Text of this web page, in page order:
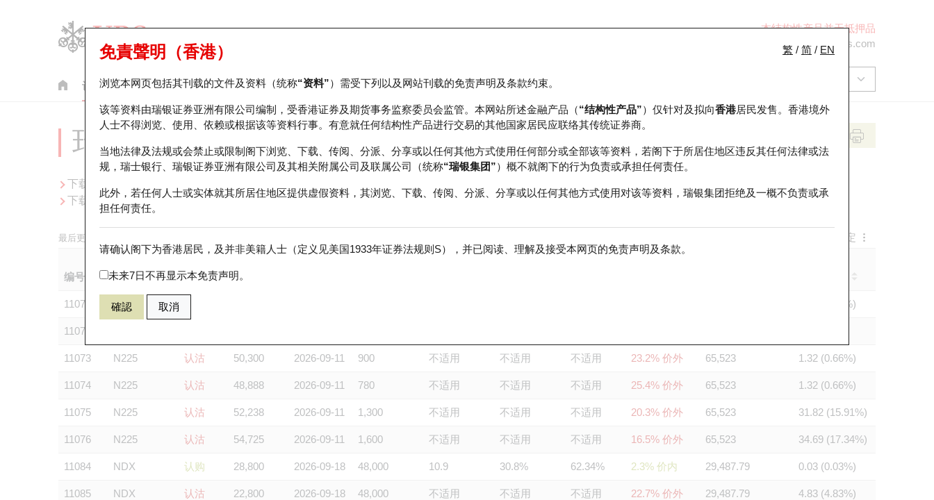
本结构性产品并无抵押品
ol-hkwarrants@ubs.com
认股证 牛熊证 美股指数产品 轮证市场统计 正股数据及市场统计 瑞银轮证教室
繁 / 简 / EN
免責聲明（香港）
浏览本网页包括其刊载的文件及资料（统称“资料”）需受下列以及网站刊载的免责声明及条款约束。
该等资料由瑞银证券亚洲有限公司编制，受香港证券及期货事务监察委员会监管。本网站所述金融产品（“结构性产品”）仅针对及拟向香港居民发售。香港境外
人士不得浏览、使用、依赖或根据该等资料行事。有意就任何结构性产品进行交易的其他国家居民应联络其传统证券商。
当地法律及法规或会禁止或限制阁下浏览、下载、传阅、分派、分享或以任何其他方式使用任何部分或全部该等资料，若阁下于所居住地区违反其任何法律或法
规，瑞士银行、瑞银证券亚洲有限公司及其相关附属公司及联属公司（统称“瑞银集团”）概不就阁下的行为负责或承担任何责任。
此外，若任何人士或实体就其所居住地区提供虚假资料，其浏览、下载、传阅、分派、分享或以任何其他方式使用对该等资料，瑞银集团拒绝及一概不负责或承
担任何责任。
请确认阁下为香港居民，及并非美籍人士（定义见美国1933年证券法规则S），并已阅读、理解及接受本网页的免责声明及条款。
未来7日不再显示本免责声明。
確認 取消
瑞银认股证一览
下载 基本上市文件。
下载 补充上市文件。
最后更新时间: 显示设定
编号 相关资产 种类 行使价
11071 N225 0.06 (0.06%)
11072
11073 N225 认沽 50,300 2026-09-11 900 不适用 不适用 不适用 23.2% 价外 65,523 1.32 (0.66%)
11074 N225 认沽 48,888 2026-09-11 780 不适用 不适用 不适用 25.4% 价外 65,523 1.32 (0.66%)
11075 N225 认沽 52,238 2026-09-11 1,300 不适用 不适用 不适用 20.3% 价外 65,523 31.82 (15.91%)
11076 N225 认沽 54,725 2026-09-11 1,600 不适用 不适用 不适用 16.5% 价外 65,523 34.69 (17.34%)
11084 NDX 认购 28,800 2026-09-18 48,000 10.9 30.8% 62.34% 2.3% 价内 29,487.79 0.03 (0.03%)
11085 NDX 认沽 22,800 2026-09-18 48,000 不适用 不适用 不适用 22.7% 价外 29,487.79 4.83 (4.83%)